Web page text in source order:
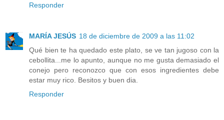
Responder
MARÍA JESÚS 18 de diciembre de 2009 a las 11:02
Qué bien te ha quedado este plato, se ve tan jugoso con la
cebollita...me lo apunto, aunque no me gusta demasiado el
conejo pero reconozco que con esos ingredientes debe
estar muy rico. Besitos y buen dia.
Responder